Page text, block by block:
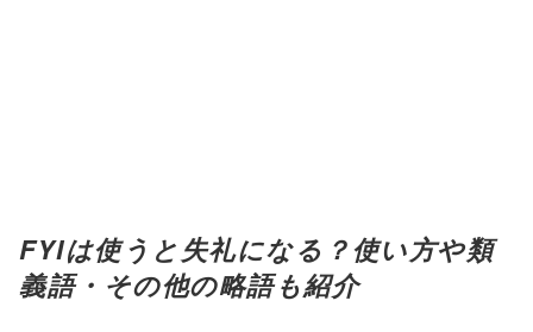
FYIは使うと失礼になる？使い方や類
義語・その他の略語も紹介